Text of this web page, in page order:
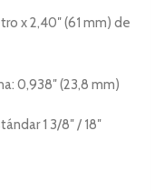
x 2,40″ (61 mm) de
0,938″ (23,8 mm)
1 3/8″ / 18″